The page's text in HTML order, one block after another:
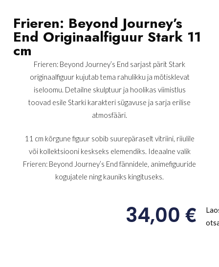
Frieren: Beyond Journey’s
End Originaalfiguur Stark 11
cm
Frieren: Beyond Journey’s End sarjast pärit Stark
originaalfiguur kujutab tema rahulikku ja mõtisklevat
iseloomu. Detailne skulptuur ja hoolikas viimistlus
toovad esile Starki karakteri sügavuse ja sarja erilise
atmosfääri.
11 cm kõrgune figuur sobib suurepäraselt vitriini, riiulile
või kollektsiooni keskseks elemendiks. Ideaalne valik
Frieren: Beyond Journey’s End fännidele, animefiguuride
kogujatele ning kauniks kingituseks.
34,00€